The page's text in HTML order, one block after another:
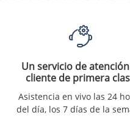
Un servicio de
cliente de primera
Asistencia en vivo las 24
del día, los 7 días de la